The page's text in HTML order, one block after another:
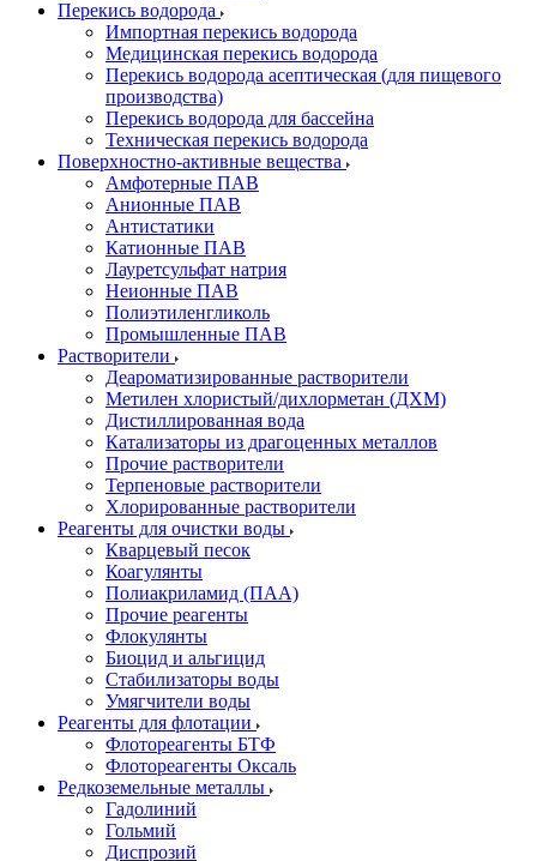
Перекись водорода
Импортная перекись водорода
Медицинская перекись водорода
Перекись водорода асептическая (для пищевого
производства)
Перекись водорода для бассейна
Техническая перекись водорода
Поверхностно-активные вещества
Амфотерные ПАВ
Анионные ПАВ
Антистатики
Катионные ПАВ
Лауретсульфат натрия
Неионные ПАВ
Полиэтиленгликоль
Промышленные ПАВ
Растворители
Деароматизированные растворители
Метилен хлористый/дихлорметан (ДХМ)
Дистиллированная вода
Катализаторы из драгоценных металлов
Прочие растворители
Терпеновые растворители
Хлорированные растворители
Реагенты для очистки воды
Кварцевый песок
Коагулянты
Полиакриламид (ПАА)
Прочие реагенты
Флокулянты
Биоцид и альгицид
Стабилизаторы воды
Умягчители воды
Реагенты для флотации
Флотореагенты БТФ
Флотореагенты Оксаль
Редкоземельные металлы
Гадолиний
Гольмий
Диспрозий